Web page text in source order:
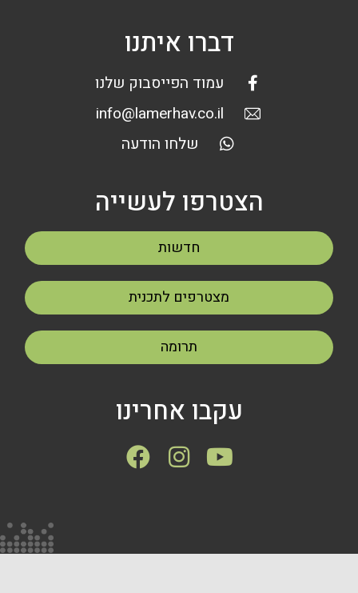
דברו איתנו
עמוד הפייסבוק שלנו
info@lamerhav.co.il
שלחו הודעה
הצטרפו לעשייה
חדשות
מצטרפים לתכנית
תרומה
עקבו אחרינו